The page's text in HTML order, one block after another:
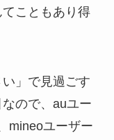
てこともあり得
い」で見過ごす
ので、auユー
mineoユーザー